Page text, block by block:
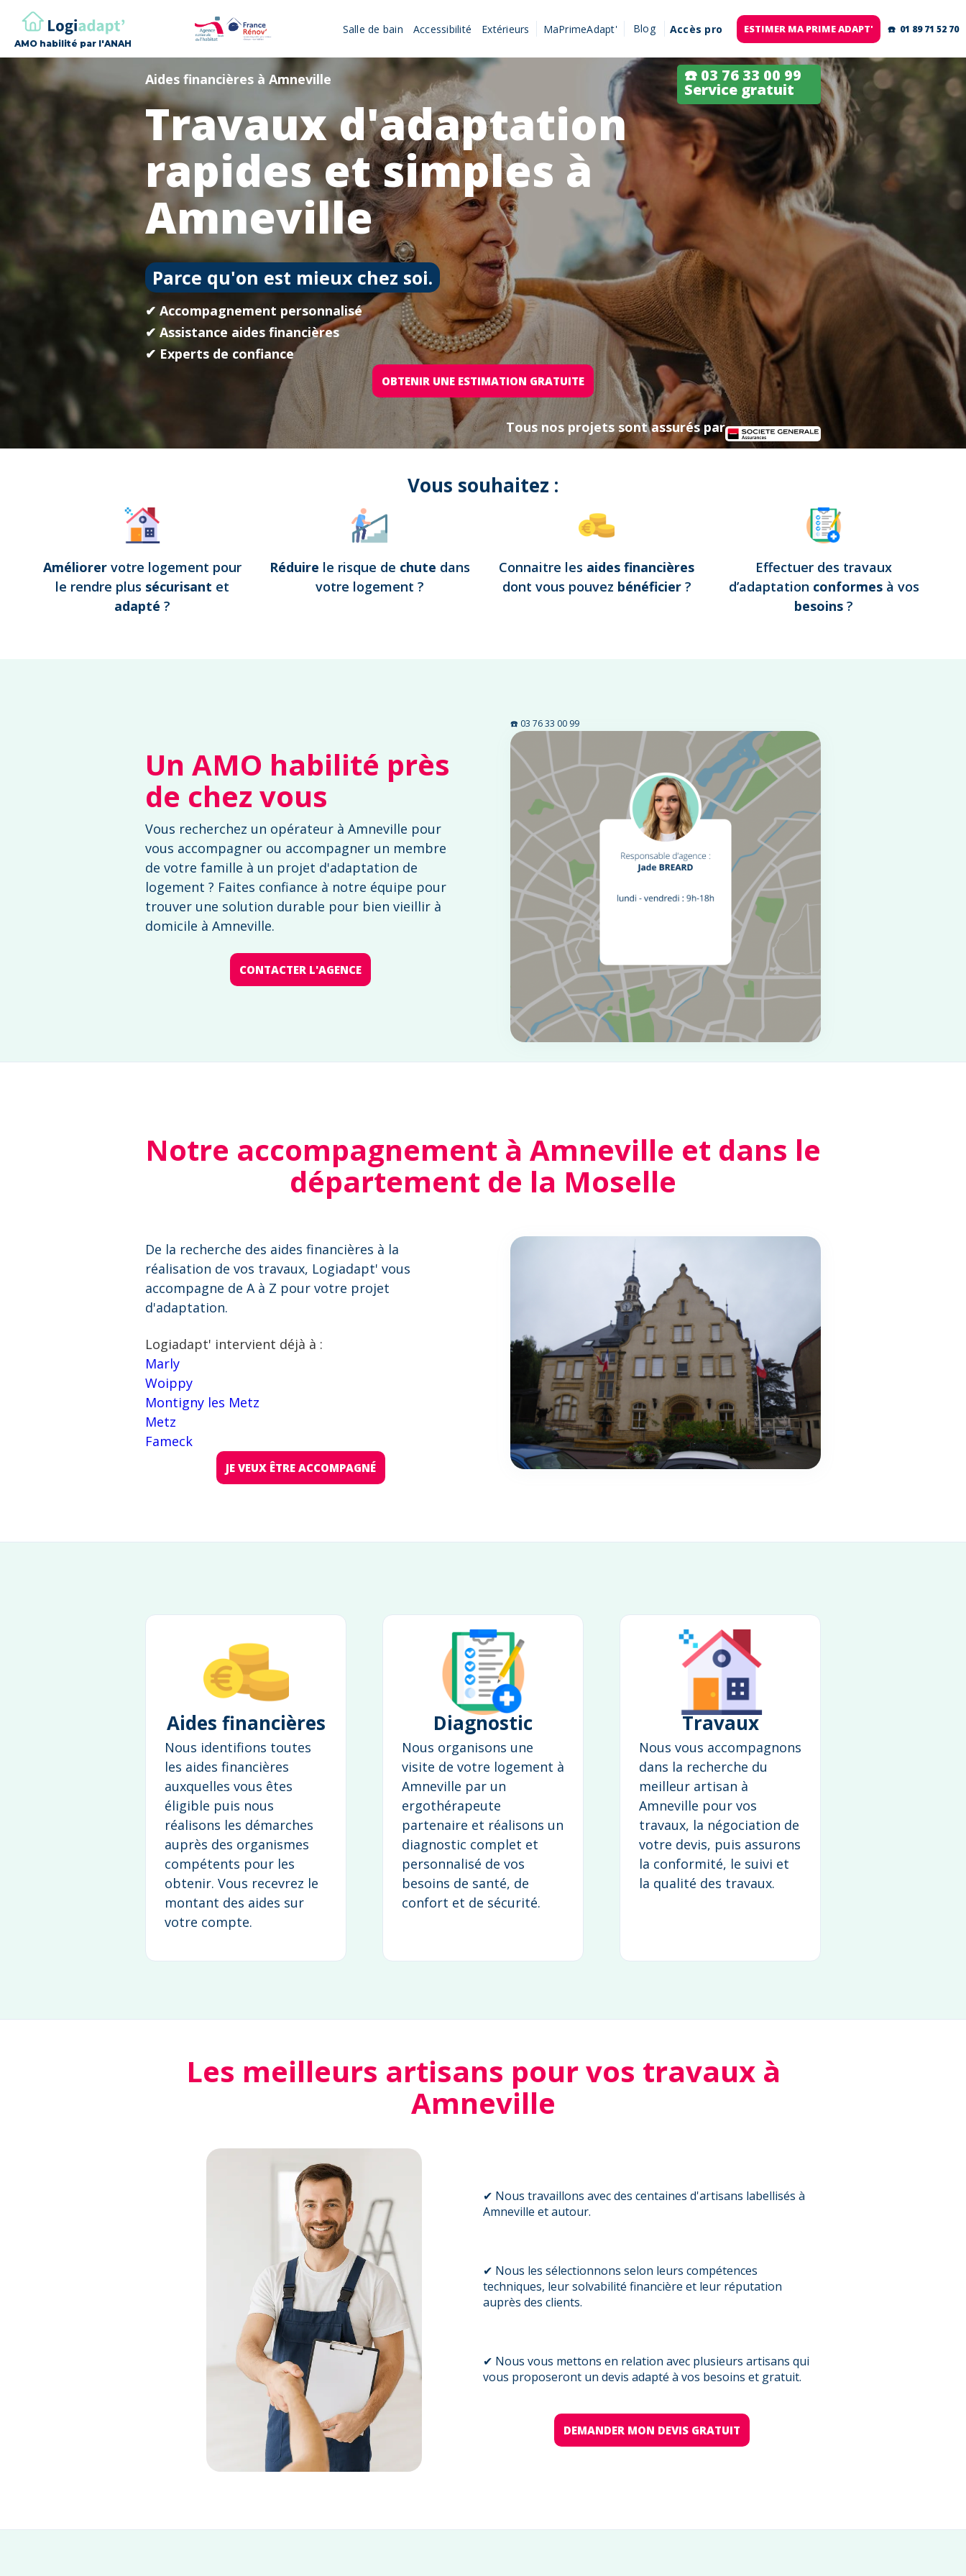
AMO habilité par l'ANAH
Salle de bain Accessibilité Extérieurs MaPrimeAdapt' Blog Accès pro ESTIMER MA PRIME ADAPT' ☎️ 01 89 71 52 70
☎️ 03 76 33 00 99
Service gratuit
Aides financières à Amneville
Travaux d'adaptation
rapides et simples à
Amneville
Parce qu'on est mieux chez soi.
✔ Accompagnement personnalisé
✔ Assistance aides financières
✔ Experts de confiance
OBTENIR UNE ESTIMATION GRATUITE
Tous nos projets sont assurés par
Vous souhaitez :
Améliorer votre logement pour
le rendre plus sécurisant et
adapté ?
Réduire le risque de chute dans
votre logement ?
Connaitre les aides financières
dont vous pouvez bénéficier ?
Effectuer des travaux
d’adaptation conformes à vos
besoins ?
Un AMO habilité près
de chez vous
Vous recherchez un opérateur à Amneville pour
vous accompagner ou accompagner un membre
de votre famille à un projet d'adaptation de
logement ? Faites confiance à notre équipe pour
trouver une solution durable pour bien vieillir à
domicile à Amneville.
CONTACTER L'AGENCE
☎️ 03 76 33 00 99
Notre accompagnement à Amneville et dans le
département de la Moselle
De la recherche des aides financières à la
réalisation de vos travaux, Logiadapt' vous
accompagne de A à Z pour votre projet
d'adaptation.
Logiadapt' intervient déjà à :
Marly
Woippy
Montigny les Metz
Metz
Fameck
JE VEUX ÊTRE ACCOMPAGNÉ
Aides financières
Nous identifions toutes
les aides financières
auxquelles vous êtes
éligible puis nous
réalisons les démarches
auprès des organismes
compétents pour les
obtenir. Vous recevrez le
montant des aides sur
votre compte.
Diagnostic
Nous organisons une
visite de votre logement à
Amneville par un
ergothérapeute
partenaire et réalisons un
diagnostic complet et
personnalisé de vos
besoins de santé, de
confort et de sécurité.
Travaux
Nous vous accompagnons
dans la recherche du
meilleur artisan à
Amneville pour vos
travaux, la négociation de
votre devis, puis assurons
la conformité, le suivi et
la qualité des travaux.
Les meilleurs artisans pour vos travaux à
Amneville
✔ Nous travaillons avec des centaines d'artisans labellisés à
Amneville et autour.
✔ Nous les sélectionnons selon leurs compétences
techniques, leur solvabilité financière et leur réputation
auprès des clients.
✔ Nous vous mettons en relation avec plusieurs artisans qui
vous proposeront un devis adapté à vos besoins et gratuit.
DEMANDER MON DEVIS GRATUIT